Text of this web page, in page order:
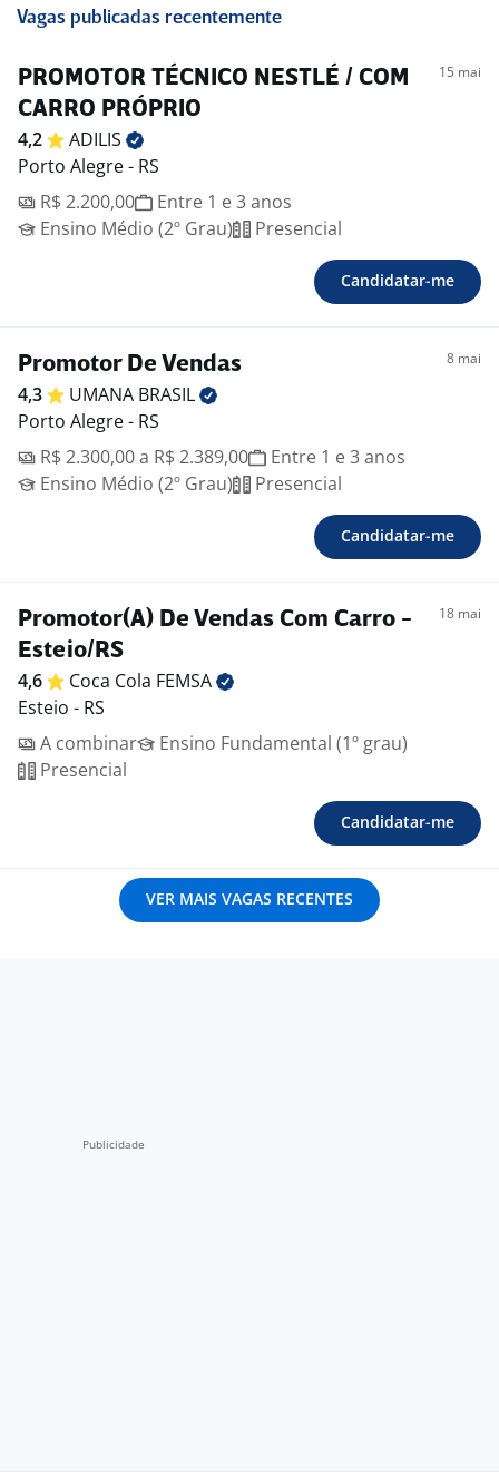
Vagas publicadas recentemente
PROMOTOR TÉCNICO NESTLÉ / COM
CARRO PRÓPRIO
15 mai
4,2
ADILIS
Porto Alegre - RS
R$ 2.200,00
Entre 1 e 3 anos
Ensino Médio (2º Grau)
Presencial
Candidatar-me
Promotor De Vendas 8 mai
4,3 UMANA BRASIL
Porto Alegre - RS
R$ 2.300,00 a R$ 2.389,00
Entre 1 e 3 anos
Ensino Médio (2º Grau)
Presencial
Candidatar-me
Promotor(A) De Vendas Com Carro -
Esteio/RS
18 mai
4,6 Coca Cola FEMSA
Esteio - RS
A combinar
Ensino Fundamental (1º grau)
Presencial
Candidatar-me
VER MAIS VAGAS RECENTES